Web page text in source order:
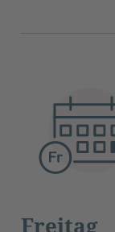
Freitag